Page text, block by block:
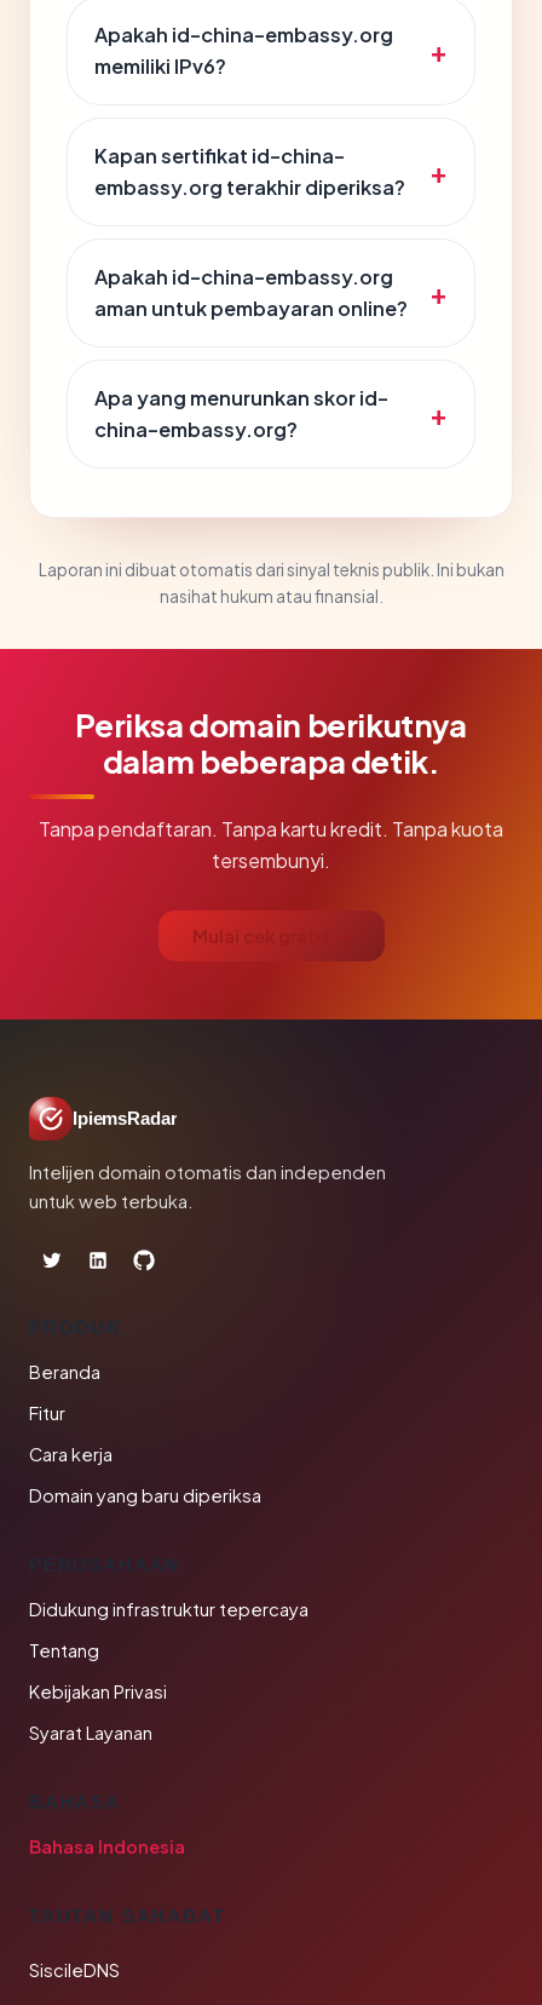
Apakah id-china-embassy.org
memiliki IPv6?
Kapan sertifikat id-china-
embassy.org terakhir diperiksa?
Apakah id-china-embassy.org
aman untuk pembayaran online?
Apa yang menurunkan skor id-
china-embassy.org?
Laporan ini dibuat otomatis dari sinyal teknis publik. Ini bukan
nasihat hukum atau finansial.
Periksa domain berikutnya
dalam beberapa detik.
Tanpa pendaftaran. Tanpa kartu kredit. Tanpa kuota
tersembunyi.
Mulai cek gratis →
IpiemsRadar
Intelijen domain otomatis dan independen
untuk web terbuka.
PRODUK
Beranda
Fitur
Cara kerja
Domain yang baru diperiksa
PERUSAHAAN
Didukung infrastruktur tepercaya
Tentang
Kebijakan Privasi
Syarat Layanan
BAHASA
Bahasa Indonesia
TAUTAN SAHABAT
SiscileDNS